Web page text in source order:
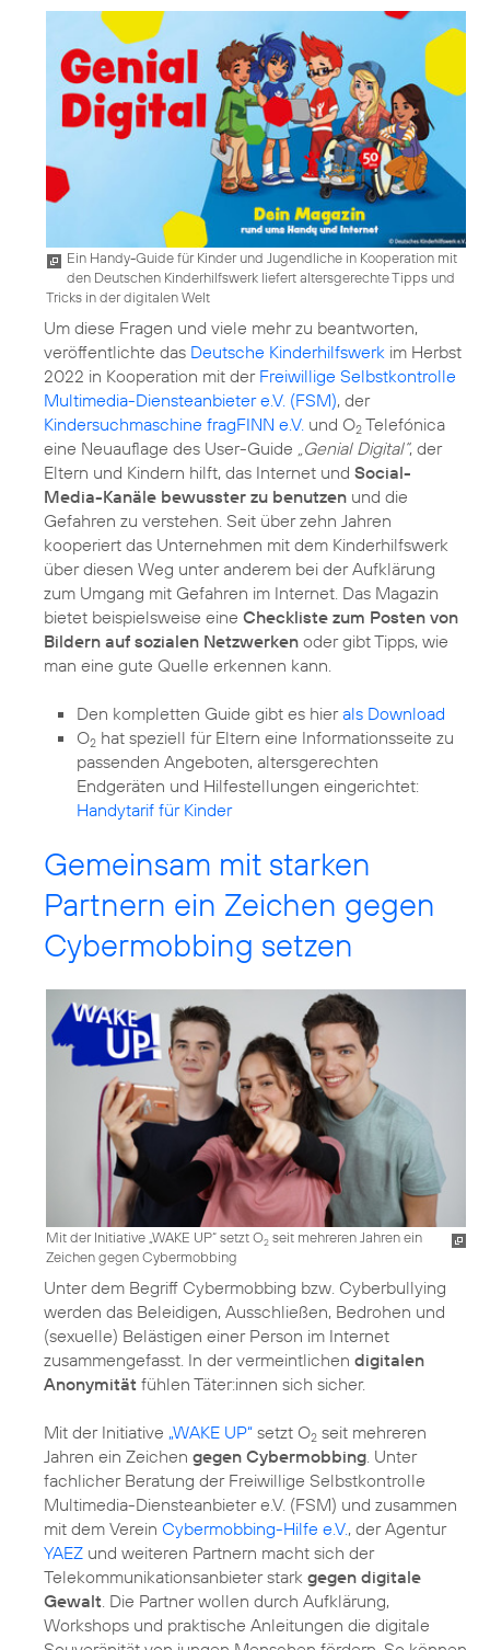
Ein Handy-Guide für Kinder und Jugendliche in Kooperation mit
den Deutschen Kinderhilfswerk liefert altersgerechte Tipps und
Tricks in der digitalen Welt
Um diese Fragen und viele mehr zu beantworten,
veröffentlichte das Deutsche Kinderhilfswerk im Herbst
2022 in Kooperation mit der Freiwillige Selbstkontrolle
Multimedia-Diensteanbieter e.V. (FSM), der
Kindersuchmaschine fragFINN e.V. und O2 Telefónica
eine Neuauflage des User-Guide „Genial Digital“, der
Eltern und Kindern hilft, das Internet und Social-
Media-Kanäle bewusster zu benutzen und die
Gefahren zu verstehen. Seit über zehn Jahren
kooperiert das Unternehmen mit dem Kinderhilfswerk
über diesen Weg unter anderem bei der Aufklärung
zum Umgang mit Gefahren im Internet. Das Magazin
bietet beispielsweise eine Checkliste zum Posten von
Bildern auf sozialen Netzwerken oder gibt Tipps, wie
man eine gute Quelle erkennen kann.
Den kompletten Guide gibt es hierals Download
O2 hat speziell für Eltern eine Informationsseite zu
passenden Angeboten, altersgerechten
Endgeräten und Hilfestellungen eingerichtet:
Handytarif für Kinder
Gemeinsam mit starken
Partnern ein Zeichen gegen
Cybermobbing setzen
Mit der Initiative „WAKE UP“ setzt O2 seit mehreren Jahren ein
Zeichen gegen Cybermobbing
Unter dem Begriff Cybermobbing bzw. Cyberbullying
werden das Beleidigen, Ausschließen, Bedrohen und
(sexuelle) Belästigen einer Person im Internet
zusammengefasst. In der vermeintlichen digitalen
Anonymität fühlen Täter:innen sich sicher.
Mit der Initiative „WAKE UP“ setzt O2 seit mehreren
Jahren ein Zeichen gegen Cybermobbing . Unter
fachlicher Beratung der Freiwillige Selbstkontrolle
Multimedia-Diensteanbieter e.V. (FSM) und zusammen
mit dem Verein Cybermobbing-Hilfe e.V., der Agentur
YAEZ und weiteren Partnern macht sich der
Telekommunikationsanbieter stark gegen digitale
Gewalt . Die Partner wollen durch Aufklärung,
Workshops und praktische Anleitungen die digitale